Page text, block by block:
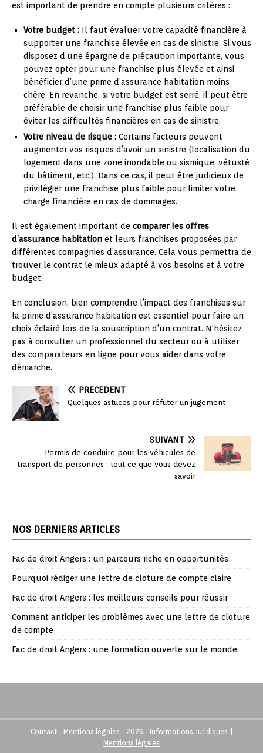
est important de prendre en compte plusieurs critères :
Votre budget : Il faut évaluer votre capacité financière à
supporter une franchise élevée en cas de sinistre. Si vous
disposez d’une épargne de précaution importante, vous
pouvez opter pour une franchise plus élevée et ainsi
bénéficier d’une prime d’assurance habitation moins
chère. En revanche, si votre budget est serré, il peut être
préférable de choisir une franchise plus faible pour
éviter les difficultés financières en cas de sinistre.
Votre niveau de risque : Certains facteurs peuvent
augmenter vos risques d’avoir un sinistre (localisation du
logement dans une zone inondable ou sismique, vétusté
du bâtiment, etc.). Dans ce cas, il peut être judicieux de
privilégier une franchise plus faible pour limiter votre
charge financière en cas de dommages.
Il est également important de comparer les offres
d’assurance habitation et leurs franchises proposées par
différentes compagnies d’assurance. Cela vous permettra de
trouver le contrat le mieux adapté à vos besoins et à votre
budget.
En conclusion, bien comprendre l’impact des franchises sur
la prime d’assurance habitation est essentiel pour faire un
choix éclairé lors de la souscription d’un contrat. N’hésitez
pas à consulter un professionnel du secteur ou à utiliser
des comparateurs en ligne pour vous aider dans votre
démarche.
PRÉCÉDENT
Quelques astuces pour réfuter un jugement
SUIVANT
Permis de conduire pour les véhicules de
transport de personnes : tout ce que vous devez
savoir
NOS DERNIERS ARTICLES
Fac de droit Angers : un parcours riche en opportunités
Pourquoi rédiger une lettre de cloture de compte claire
Fac de droit Angers : les meilleurs conseils pour réussir
Comment anticiper les problèmes avec une lettre de cloture
de compte
Fac de droit Angers : une formation ouverte sur le monde
Contact - Mentions légales - 2026 - Informations Juridiques
Mentions légales